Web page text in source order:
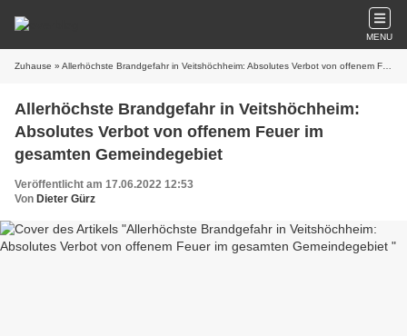
MENU
Zuhause » Allerhöchste Brandgefahr in Veitshöchheim: Absolutes Verbot von offenem Feuer im gesamten Gemeindegebiet
Allerhöchste Brandgefahr in Veitshöchheim:
Absolutes Verbot von offenem Feuer im
gesamten Gemeindegebiet
Veröffentlicht am 17.06.2022 12:53
Von Dieter Gürz